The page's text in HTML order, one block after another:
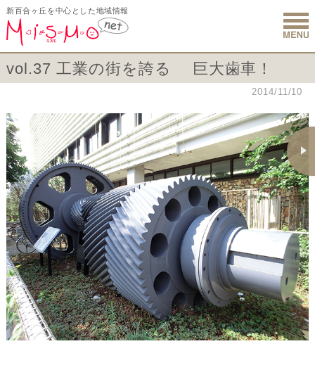
新百合ヶ丘を中心とした地域情報
新百合ヶ
vol.37 工業の街を誇る 巨大歯車！
2014/11/10